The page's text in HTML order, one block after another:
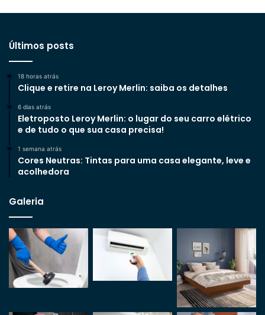
Últimos posts
18 horas atrás
Clique e retire na Leroy Merlin: saiba os detalhes
6 dias atrás
Eletroposto Leroy Merlin: o lugar do seu carro elétrico
e de tudo o que sua casa precisa!
1 semana atrás
Cores Neutras: Tintas para uma casa elegante, leve e
acolhedora
Galeria